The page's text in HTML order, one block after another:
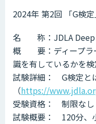
2024年 第2回 「G検
名 称：JDLA Deep
概 要：ディープラ
識を有しているかを
試験詳細： G検定と
（https://
受験資格： 制限なし
試験概要： 120分、